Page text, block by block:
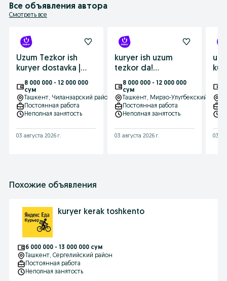
Все объявления автора
Смотреть все
Uzum Tezkor ish
kuryer dostavka |
MOPED ijara uchun
100% gacha BONUS
8 000 000 - 12 000 000
сум
Ташкент, Чиланзарский район
Постоянная работа
Неполная занятость
03 августа 2026 г.
kuryer ish uzum
tezkor da!
Tajribasiz+ bonus+
0% komissiya!
8 000 000 - 12 000 000
сум
Ташкент, Мирзо-Улугбекский район
Постоянная работа
Неполная занятость
03 августа 2026 г. 03
Похожие объявления
kuryer kerak toshkento
6 000 000 - 13 000 000 сум
Ташкент, Сергелийский район
Постоянная работа
Неполная занятость